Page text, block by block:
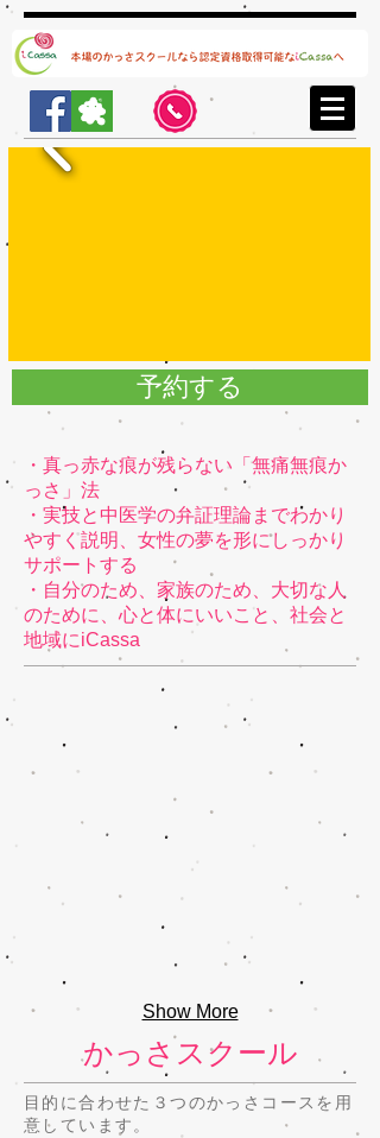
予約する
・真っ赤な痕が残らない「無痛無痕か
っさ」法
・実技と中医学の弁証理論までわかり
やすく説明、女性の夢を形にしっかり
サポートする
・自分のため、家族のため、大切な人
のために、心と体にいいこと、社会と
地域にiCassa
Show More
かっさスクール
目的に合わせた３つのかっさコースを用
意しています。